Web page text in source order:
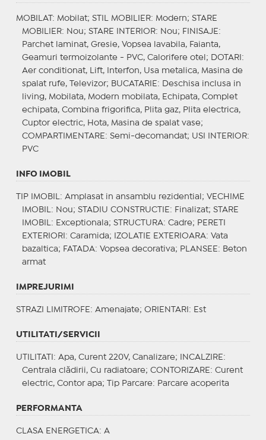
MOBILAT : Mobilat; STIL MOBILIER: Modern; STARE
MOBILIER: Nou; STARE INTERIOR: Nou; FINISAJE :
Parchet laminat, Gresie, Vopsea lavabila, Faianta,
Geamuri termoizolante - PVC, Calorifere otel;
DOTARI :
Aer conditionat, Lift, Interfon, Usa metalica, Masina de
spalat rufe, Televizor; BUCATARIE : Deschisa inclusa in
living, Mobilata, Modern mobilata, Echipata, Complet
echipata, Combina frigorifica, Plita gaz, Plita electrica,
Cuptor electric, Hota, Masina de spalat vase;
COMPARTIMENTARE : Semi-decomandat; USI INTERIOR:
PVC
INFO IMOBIL
TIP IMOBIL : Amplasat in ansamblu rezidential; VECHIME
IMOBIL : Nou; STADIU CONSTRUCTIE : Finalizat; STARE
IMOBIL : Exceptionala; STRUCTURA: Cadre; PERETI
EXTERIORI : Caramida; IZOLATIE EXTERIOARA: Vata
bazaltica; FATADA: Vopsea decorativa; PLANSEE : Beton
armat
IMPREJURIMI
STRAZI LIMITROFE : Amenajate; ORIENTARI : Est
UTILITATI/SERVICII
UTILITATI : Apa, Curent 220V, Canalizare; INCALZIRE :
Centrala clădirii, Cu radiatoare; CONTORIZARE : Curent
electric, Contor apa;
Tip Parcare: Parcare acoperita
PERFORMANTA
CLASA ENERGETICA: A